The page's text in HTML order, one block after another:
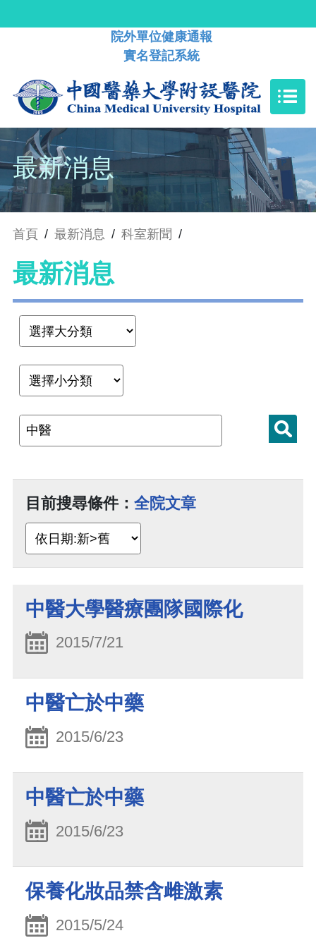
院外單位健康通報
實名登記系統
最新消息
首頁 / 最新消息 / 科室新聞 /
最新消息
目前搜尋條件： 全院文章
中醫大學醫療團隊國際化
2015/7/21
中醫亡於中藥
2015/6/23
中醫亡於中藥
2015/6/23
保養化妝品禁含雌激素
2015/5/24